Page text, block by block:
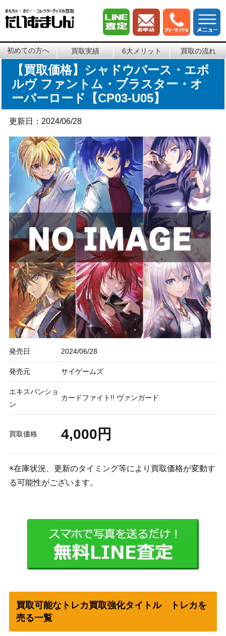
初めての方へ 買取実績 6大メリット 買取の流れ
【買取価格】シャドウバース・エボ
ルヴ ファントム・ブラスター・オ
ーバーロード【CP03-U05】
更新日：2024/06/28
発売日 2024/06/28
発売元 サイゲームズ
エキスパンショ
ン
カードファイト!! ヴァンガード
買取価格 4,000円
※在庫状況、更新のタイミング等により買取価格が変動す
る可能性がございます。
買取可能なトレカ買取強化タイトル トレカを
売る一覧